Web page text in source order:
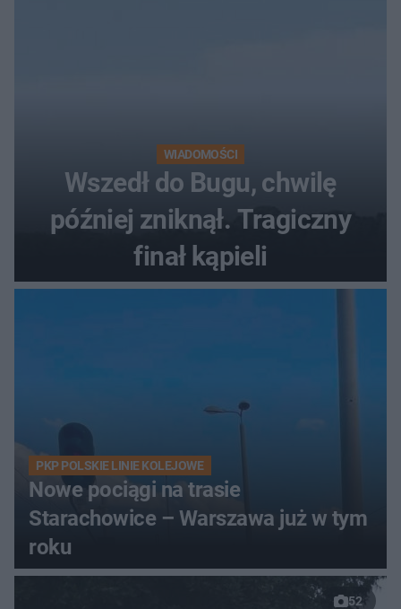
WIADOMOŚCI
Wszedł do Bugu, chwilę
później zniknął. Tragiczny
finał kąpieli
PKP POLSKIE LINIE KOLEJOWE
Nowe pociągi na trasie
Starachowice – Warszawa już w tym
roku
52